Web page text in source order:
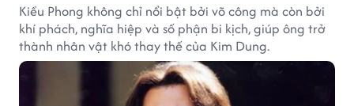
Kiều Phong không chỉ nổi bật bởi võ công mà còn bởi
khí phách, nghĩa hiệp và số phận bi kịch, giúp ông trở
thành nhân vật khó thay thế của Kim Dung.